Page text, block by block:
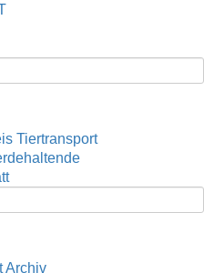
Tiertransport
Archiv